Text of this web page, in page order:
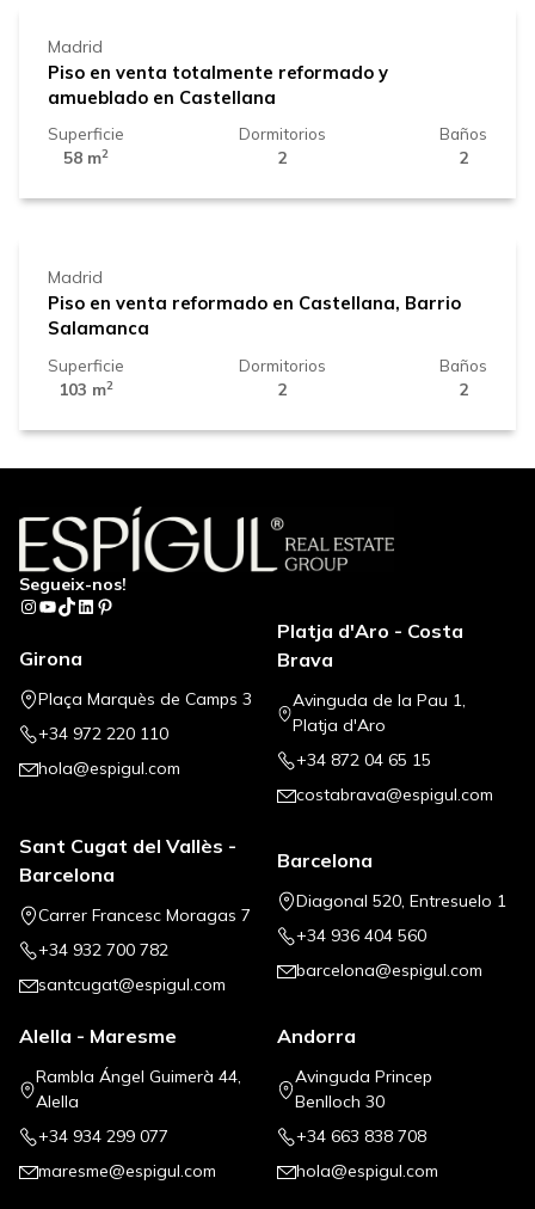
Madrid
Piso en venta totalmente reformado y
amueblado en Castellana
Superficie
58 m2
Dormitorios
2
Baños
2
1.690.000 €
Madrid
Piso en venta reformado en Castellana, Barrio
Salamanca
Superficie
103 m2
Dormitorios
2
Baños
2
Segueix-nos!
Instagram
YouTube
TikTok
LinkedIn
Pinterest
Girona
Plaça Marquès de Camps 3
+34 972 220 110
hola@espigul.com
Platja d'Aro - Costa
Brava
Avinguda de la Pau 1,
Platja d'Aro
+34 872 04 65 15
costabrava@espigul.com
Sant Cugat del Vallès -
Barcelona
Carrer Francesc Moragas 7
+34 932 700 782
santcugat@espigul.com
Barcelona
Diagonal 520, Entresuelo 1
+34 936 404 560
barcelona@espigul.com
Alella - Maresme
Rambla Ángel Guimerà 44,
Alella
+34 934 299 077
maresme@espigul.com
Andorra
Avinguda Princep
Benlloch 30
+34 663 838 708
hola@espigul.com